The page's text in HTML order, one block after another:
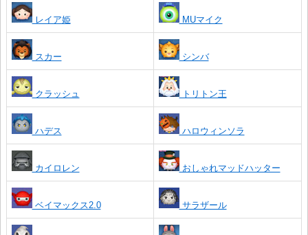
レイア姫 MUマイク
スカー シンバ
クラッシュ トリトン王
ハデス ハロウィンソラ
カイロレン おしゃれマッドハッター
ベイマックス2.0 サラザール